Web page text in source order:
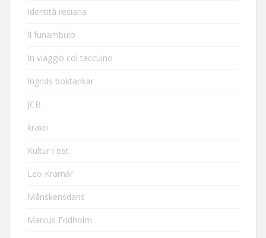
Identità resiana
Il funambulo
In viaggio col taccuino
Ingrids boktankar
JCB
krakri
Kultur i öst
Leo Kramár
Månskensdans
Marcus Fridholm